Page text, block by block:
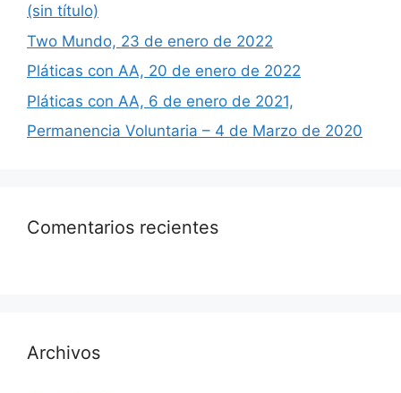
(sin título)
Two Mundo, 23 de enero de 2022
Pláticas con AA, 20 de enero de 2022
Pláticas con AA, 6 de enero de 2021,
Permanencia Voluntaria – 4 de Marzo de 2020
Comentarios recientes
Archivos